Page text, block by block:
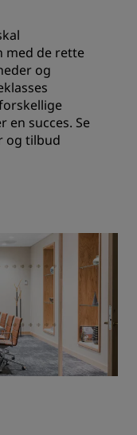
med de rette
og
en succes. Se
og tilbud